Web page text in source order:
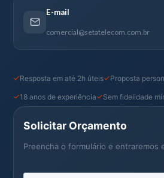
E-mail
comercial@setatelecom.com.br
Resposta em até 2h úteis Proposta
18 anos de experiência Sem fidelidade
Solicitar Orçamento
Preencha o formulário e entraremos